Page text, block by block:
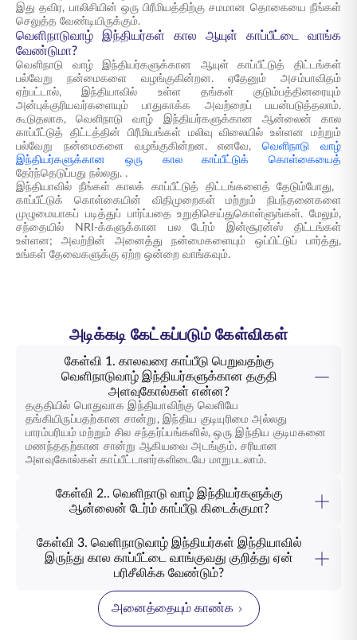
இது தவிர, பாலிசியின் ஒரு பிரீமியத்திற்கு சமமான தொகையை நீங்கள்
செலுத்த வேண்டியிருக்கும்.
வெளிநாடுவாழ் இந்தியர்கள் கால ஆயுள் காப்பீட்டை வாங்க
வேண்டுமா?
வெளிநாடு வாழ் இந்தியர்களுக்கான ஆயுள் காப்பீட்டுத் திட்டங்கள்
பல்வேறு நன்மைகளை வழங்குகின்றன. ஏதேனும் அசம்பாவிதம்
ஏற்பட்டால், இந்தியாவில் உள்ள தங்கள் குடும்பத்தினரையும்
அன்புக்குரியவர்களையும் பாதுகாக்க அவற்றைப் பயன்படுத்தலாம்.
கூடுதலாக, வெளிநாடு வாழ் இந்தியர்களுக்கான ஆன்லைன் கால
காப்பீட்டுத் திட்டத்தின் பிரீமியங்கள் மலிவு விலையில் உள்ளன மற்றும்
பல்வேறு நன்மைகளை வழங்குகின்றன. எனவே,வெளிநாடு வாழ்
இந்தியர்களுக்கான ஒரு கால காப்பீட்டுக் கொள்கையைத்
தேர்ந்தெடுப்பது நல்லது. .
இந்தியாவில் நீங்கள் காலக் காப்பீட்டுத் திட்டங்களைத் தேடும்போது, ​​
காப்பீட்டுக் கொள்கையின் விதிமுறைகள் மற்றும் நிபந்தனைகளை
முழுமையாகப் படித்துப் பார்ப்பதை உறுதிசெய்துகொள்ளுங்கள். மேலும்,
சந்தையில் NRI-க்களுக்கான பல டேர்ம் இன்சூரன்ஸ் திட்டங்கள்
உள்ளன; அவற்றின் அனைத்து நன்மைகளையும் ஒப்பிட்டுப் பார்த்து,
உங்கள் தேவைகளுக்கு ஏற்ற ஒன்றை வாங்கவும்.
அடிக்கடி கேட்கப்படும் கேள்விகள்
கேள்வி 1. காலவரை காப்பீடு பெறுவதற்கு
வெளிநாடுவாழ் இந்தியர்களுக்கான தகுதி
அளவுகோல்கள் என்ன?
தகுதியில் பொதுவாக இந்தியாவிற்கு வெளியே
தங்கியிருப்பதற்கான சான்று, இந்திய குடியுரிமை அல்லது
பாரம்பரியம் மற்றும் சில சந்தர்ப்பங்களில், ஒரு இந்திய குடிமகனை
மணந்ததற்கான சான்று ஆகியவை அடங்கும். சரியான
அளவுகோல்கள் காப்பீட்டாளர்களிடையே மாறுபடலாம்.
கேள்வி 2.. வெளிநாடு வாழ் இந்தியர்களுக்கு
ஆன்லைன் டேர்ம் காப்பீடு கிடைக்குமா?
கேள்வி 3. வெளிநாடுவாழ் இந்தியர்கள் இந்தியாவில்
இருந்து கால காப்பீட்டை வாங்குவது குறித்து ஏன்
பரிசீலிக்க வேண்டும்?
அனைத்தையும் காண்க